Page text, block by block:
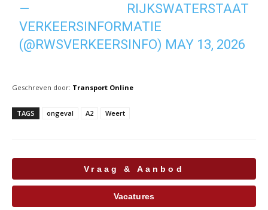
— RIJKSWATERSTAAT
VERKEERSINFORMATIE
(@RWSVERKEERSINFO) MAY 13, 2026
Geschreven door: Transport Online
TAGS ongeval A2 Weert
Vraag & Aanbod
Vacatures